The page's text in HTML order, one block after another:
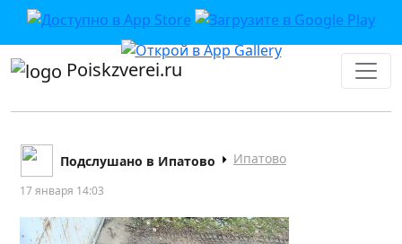
Poiskzverei.ru
Подслушано в Ипатово Ипатово
17 января 14:03